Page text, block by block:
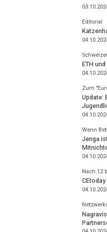
Editorial
ETH
Zum
Update:
Wenn
Jenga
Nach 12